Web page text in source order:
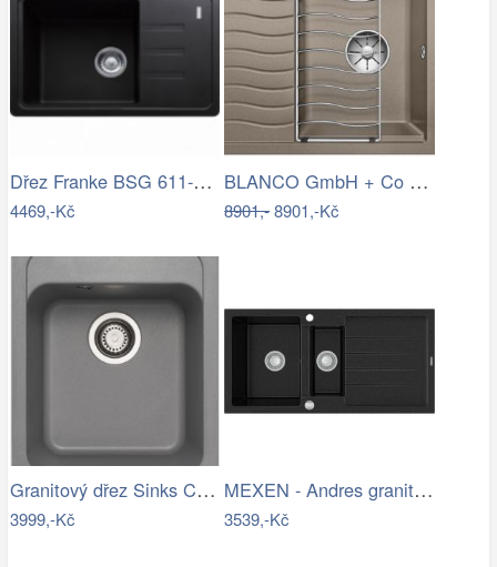
Dřez Franke BSG 611-62 onyx 114.0395.129
4469,-Kč
BLANCO GmbH + Co KG Granitový dřez…
8901,-8901,-Kč
Granitový dřez Sinks CLASSIC 400…
3999,-Kč
MEXEN - Andres granitový dřez 1.5 s…
3539,-Kč